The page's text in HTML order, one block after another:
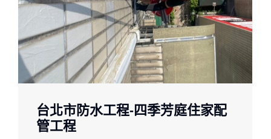
台北市防水工程-四季芳庭住家配
管工程